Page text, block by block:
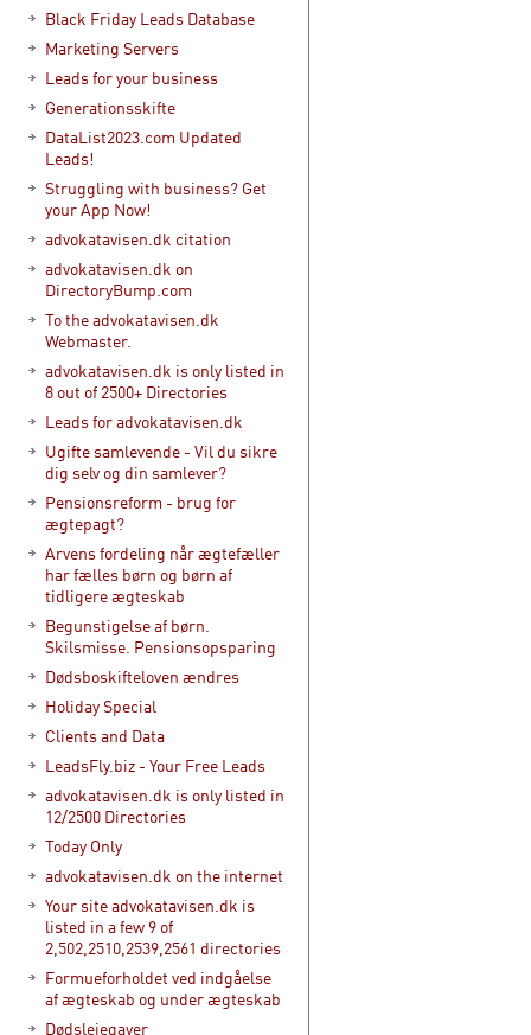
Black Friday Leads Database
Marketing Servers
Leads for your business
Generationsskifte
DataList2023.com Updated
Leads!
Struggling with business? Get
your App Now!
advokatavisen.dk citation
advokatavisen.dk on
DirectoryBump.com
To the advokatavisen.dk
Webmaster.
advokatavisen.dk is only listed in
8 out of 2500+ Directories
Leads for advokatavisen.dk
Ugifte samlevende - Vil du sikre
dig selv og din samlever?
Pensionsreform - brug for
ægtepagt?
Arvens fordeling når ægtefæller
har fælles børn og børn af
tidligere ægteskab
Begunstigelse af børn.
Skilsmisse. Pensionsopsparing
Dødsboskifteloven ændres
Holiday Special
Clients and Data
LeadsFly.biz - Your Free Leads
advokatavisen.dk is only listed in
12/2500 Directories
Today Only
advokatavisen.dk on the internet
Your site advokatavisen.dk is
listed in a few 9 of
2,502,2510,2539,2561 directories
Formueforholdet ved indgåelse
af ægteskab og under ægteskab
Dødslejegaver